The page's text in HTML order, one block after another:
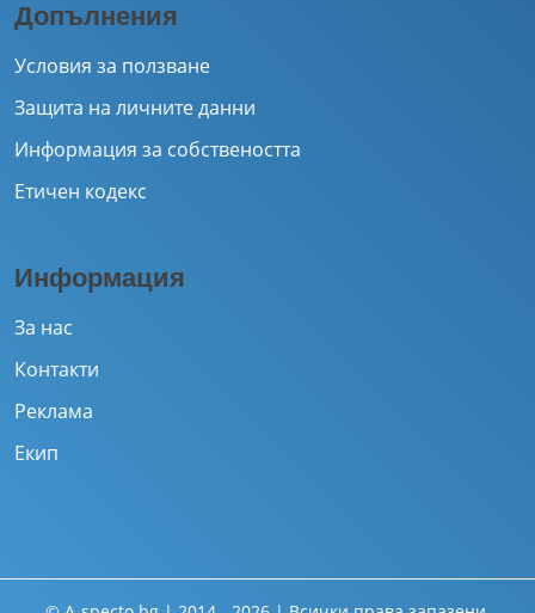
Допълнения
Условия за ползване
Защита на личните данни
Информация за собствеността
Етичен кодекс
Информация
За нас
Контакти
Реклама
Екип